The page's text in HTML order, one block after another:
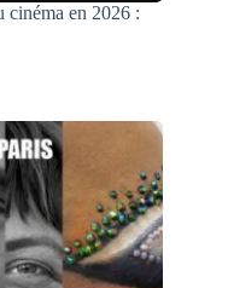
cinéma en 2026 :